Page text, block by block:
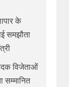
के
समझौता
विजेताओं
सम्मानित